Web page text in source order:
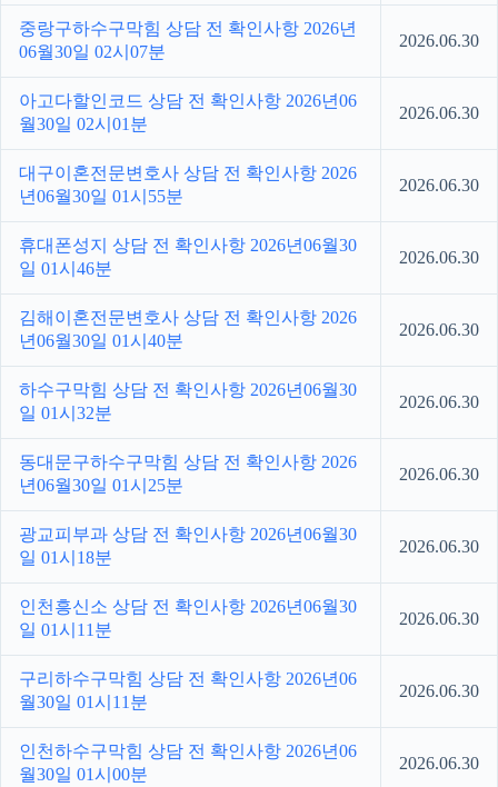
중랑구하수구막힘 상담 전 확인사항 2026년
06월30일 02시07분
2026.06.30
아고다할인코드 상담 전 확인사항 2026년06
월30일 02시01분
2026.06.30
대구이혼전문변호사 상담 전 확인사항 2026
년06월30일 01시55분
2026.06.30
휴대폰성지 상담 전 확인사항 2026년06월30
일 01시46분
2026.06.30
김해이혼전문변호사 상담 전 확인사항 2026
년06월30일 01시40분
2026.06.30
하수구막힘 상담 전 확인사항 2026년06월30
일 01시32분
2026.06.30
동대문구하수구막힘 상담 전 확인사항 2026
년06월30일 01시25분
2026.06.30
광교피부과 상담 전 확인사항 2026년06월30
일 01시18분
2026.06.30
인천흥신소 상담 전 확인사항 2026년06월30
일 01시11분
2026.06.30
구리하수구막힘 상담 전 확인사항 2026년06
월30일 01시11분
2026.06.30
인천하수구막힘 상담 전 확인사항 2026년06
월30일 01시00분
2026.06.30